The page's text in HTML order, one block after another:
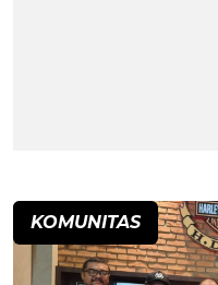
KOMUNITAS